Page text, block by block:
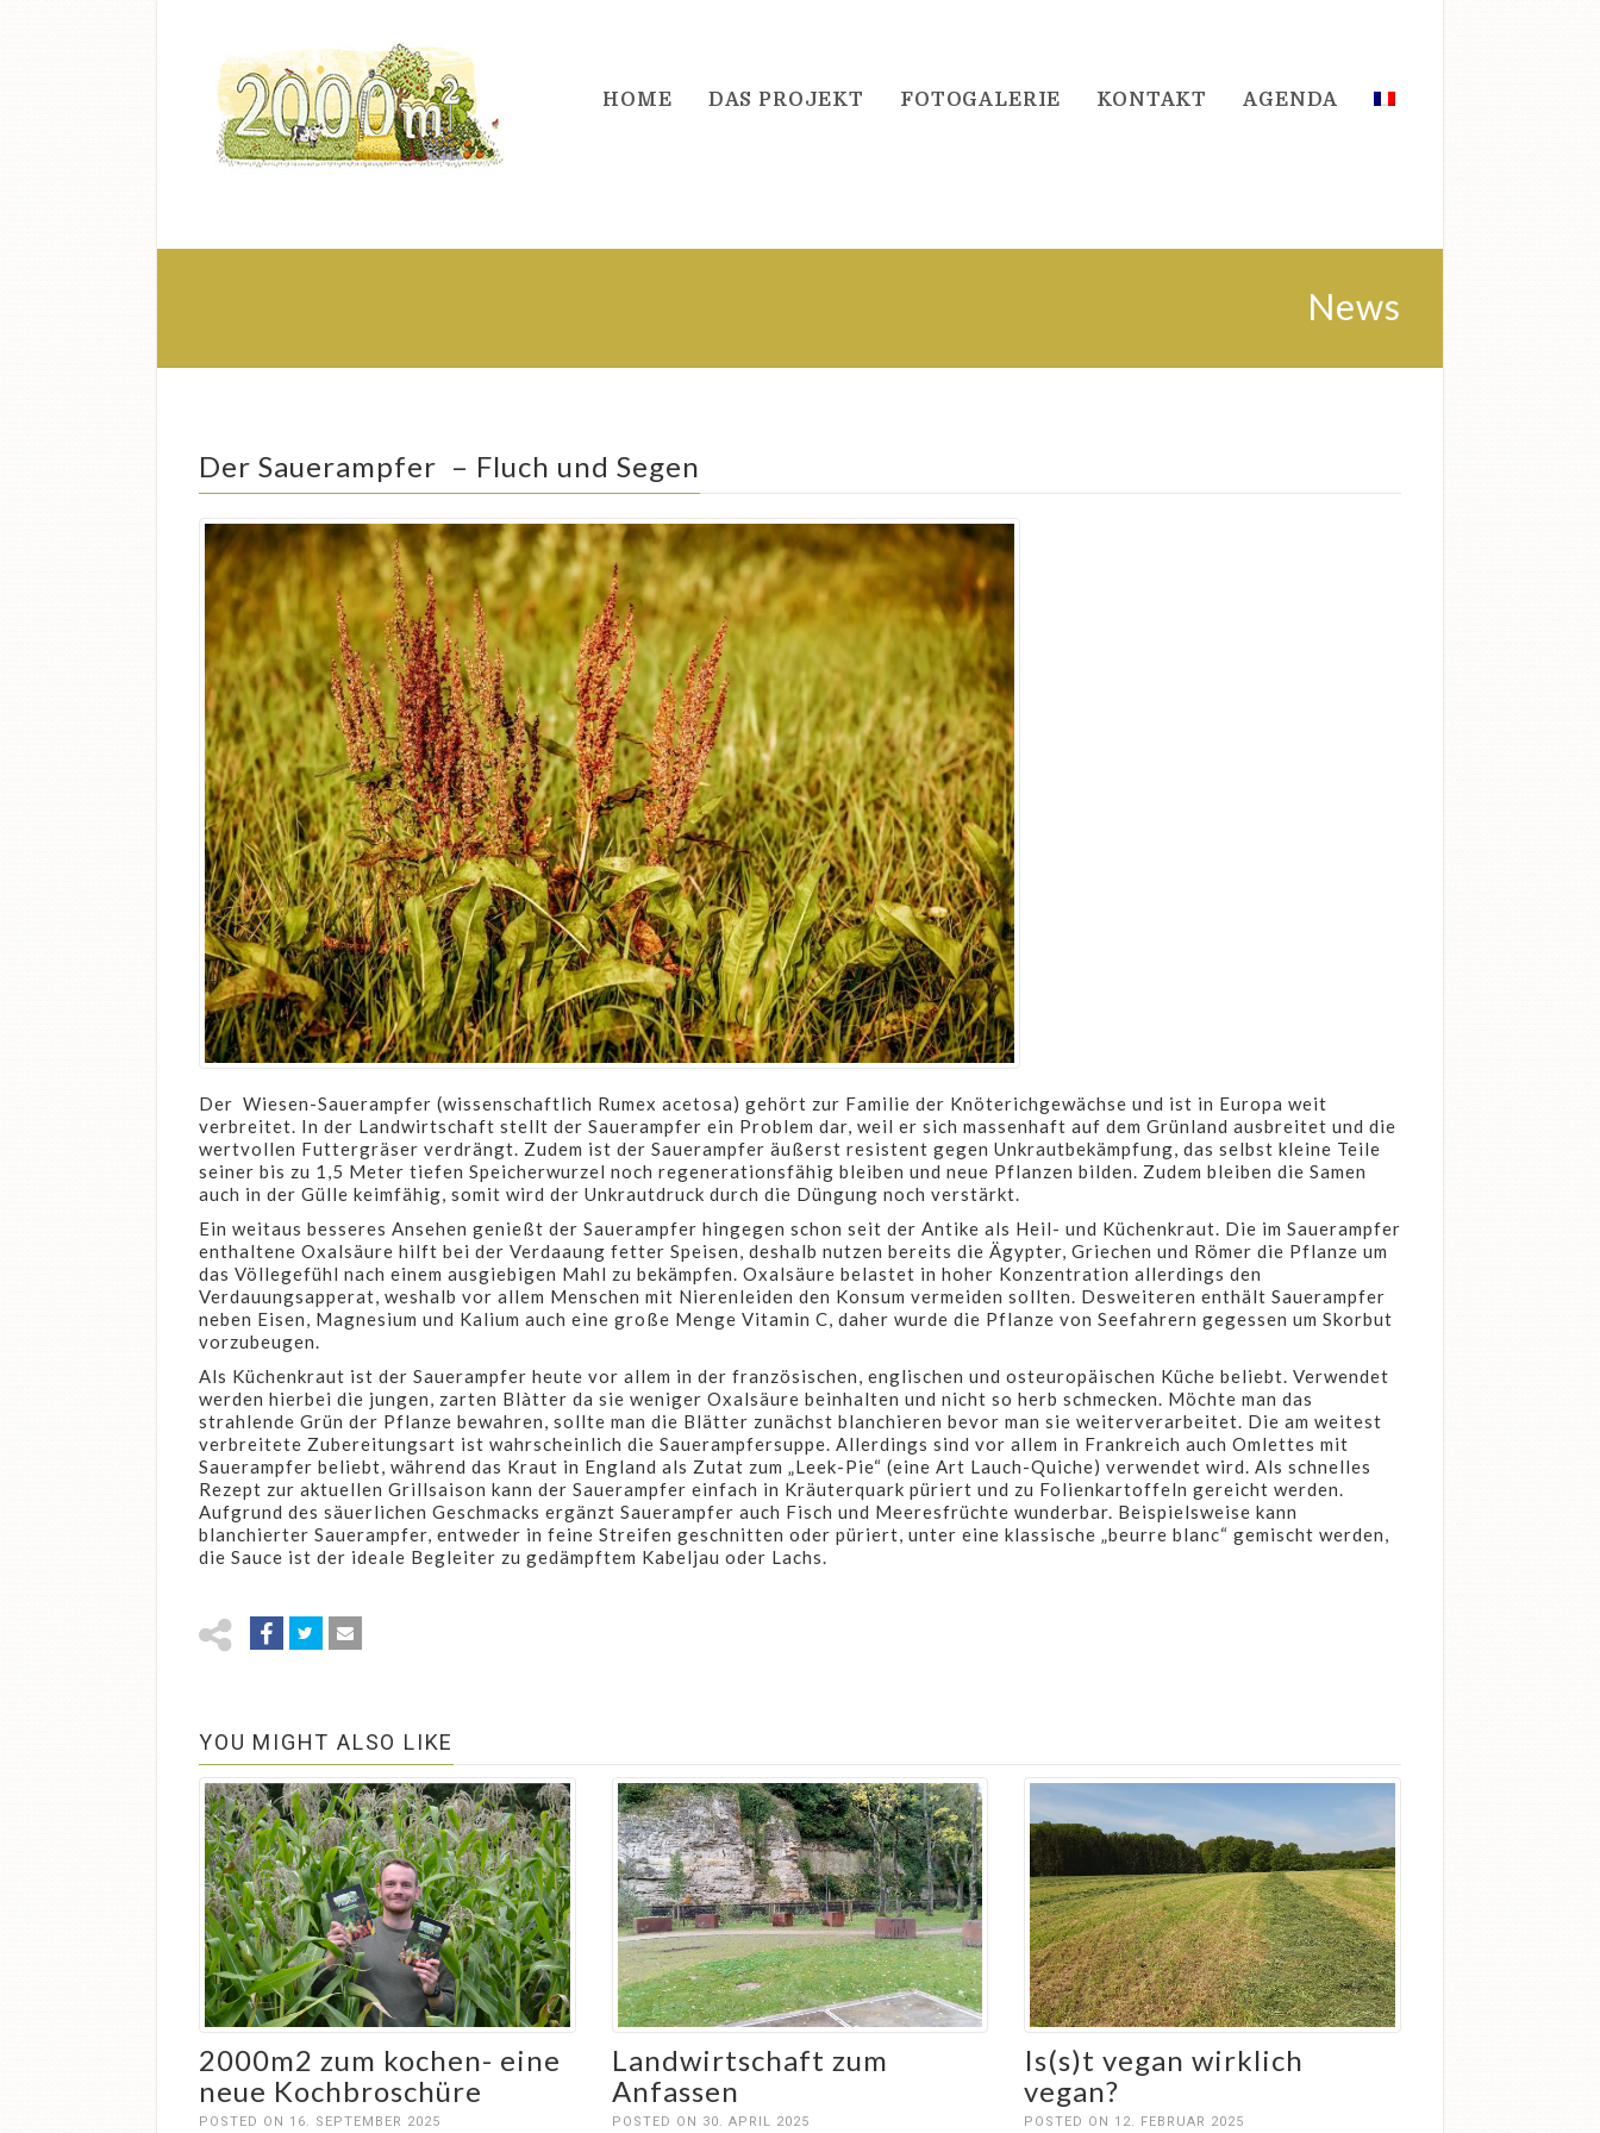
HOME DAS PROJEKT FOTOGALERIE KONTAKT AGENDA
News
Der Sauerampfer – Fluch und Segen
Der Wiesen-Sauerampfer (wissenschaftlich Rumex acetosa) gehört zur Familie der Knöterichgewächse und ist in Europa weit
verbreitet. In der Landwirtschaft stellt der Sauerampfer ein Problem dar, weil er sich massenhaft auf dem Grünland ausbreitet und die
wertvollen Futtergräser verdrängt. Zudem ist der Sauerampfer äußerst resistent gegen Unkrautbekämpfung, das selbst kleine Teile
seiner bis zu 1,5 Meter tiefen Speicherwurzel noch regenerationsfähig bleiben und neue Pflanzen bilden. Zudem bleiben die Samen
auch in der Gülle keimfähig, somit wird der Unkrautdruck durch die Düngung noch verstärkt.
Ein weitaus besseres Ansehen genießt der Sauerampfer hingegen schon seit der Antike als Heil- und Küchenkraut. Die im Sauerampfer
enthaltene Oxalsäure hilft bei der Verdaaung fetter Speisen, deshalb nutzen bereits die Ägypter, Griechen und Römer die Pflanze um
das Völlegefühl nach einem ausgiebigen Mahl zu bekämpfen. Oxalsäure belastet in hoher Konzentration allerdings den
Verdauungsapperat, weshalb vor allem Menschen mit Nierenleiden den Konsum vermeiden sollten. Desweiteren enthält Sauerampfer
neben Eisen, Magnesium und Kalium auch eine große Menge Vitamin C, daher wurde die Pflanze von Seefahrern gegessen um Skorbut
vorzubeugen.
Als Küchenkraut ist der Sauerampfer heute vor allem in der französischen, englischen und osteuropäischen Küche beliebt. Verwendet
werden hierbei die jungen, zarten Blàtter da sie weniger Oxalsäure beinhalten und nicht so herb schmecken. Möchte man das
strahlende Grün der Pflanze bewahren, sollte man die Blätter zunächst blanchieren bevor man sie weiterverarbeitet. Die am weitest
verbreitete Zubereitungsart ist wahrscheinlich die Sauerampfersuppe. Allerdings sind vor allem in Frankreich auch Omlettes mit
Sauerampfer beliebt, während das Kraut in England als Zutat zum „Leek-Pie“ (eine Art Lauch-Quiche) verwendet wird. Als schnelles
Rezept zur aktuellen Grillsaison kann der Sauerampfer einfach in Kräuterquark püriert und zu Folienkartoffeln gereicht werden.
Aufgrund des säuerlichen Geschmacks ergänzt Sauerampfer auch Fisch und Meeresfrüchte wunderbar. Beispielsweise kann
blanchierter Sauerampfer, entweder in feine Streifen geschnitten oder püriert, unter eine klassische „beurre blanc“ gemischt werden,
die Sauce ist der ideale Begleiter zu gedämpftem Kabeljau oder Lachs.
YOU MIGHT ALSO LIKE
2000m2 zum kochen- eine
neue Kochbroschüre
POSTED ON 16. SEPTEMBER 2025
Landwirtschaft zum
Anfassen
POSTED ON 30. APRIL 2025
Is(s)t vegan wirklich
vegan?
POSTED ON 12. FEBRUAR 2025